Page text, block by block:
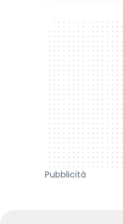
300 x 250
Pubblicità